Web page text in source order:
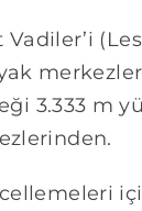
Vadiler’i
3.333 m